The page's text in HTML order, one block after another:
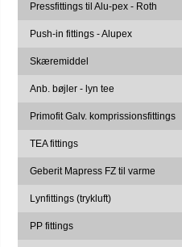
Pressfittings til Alu-pex - Roth
Push-in fittings - Alupex
Skæremiddel
Anb. bøjler - lyn tee
Primofit Galv. komprissionsfittings
TEA fittings
Geberit Mapress FZ til varme
Lynfittings (trykluft)
PP fittings